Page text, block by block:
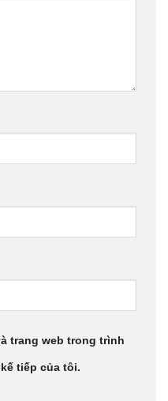
trang web trong trình
tiếp của tôi.